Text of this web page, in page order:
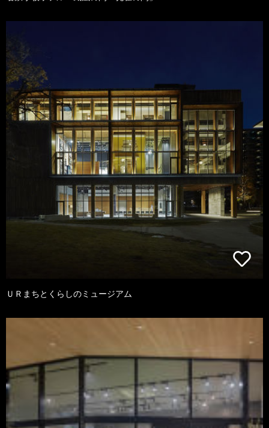
ＵＲまちとくらしのミュージアム